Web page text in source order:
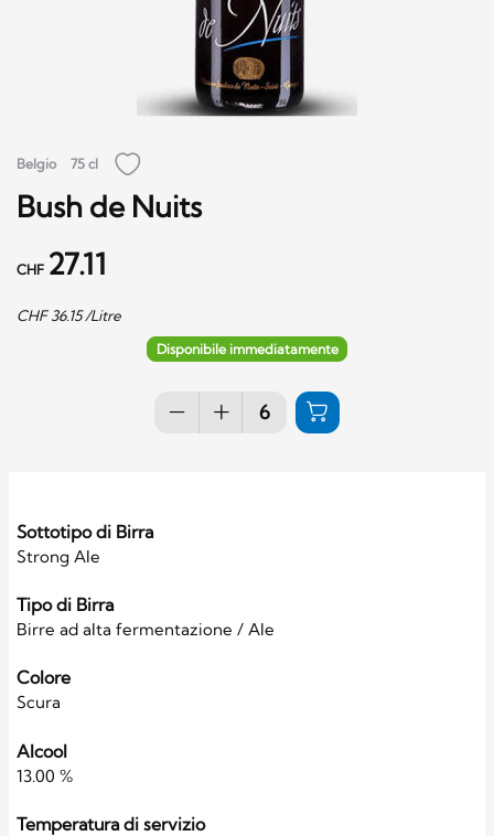
Belgio 75 cl
Bush de Nuits
CHF 27.11
CHF36.15/Litre
Disponibile immediatamente
Sottotipo di Birra
Strong Ale
Tipo di Birra
Birre ad alta fermentazione / Ale
Colore
Scura
Alcool
13.00 %
Temperatura di servizio